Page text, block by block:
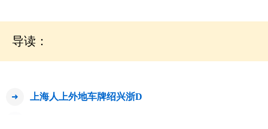
导读：
上海人上外地车牌绍兴浙D